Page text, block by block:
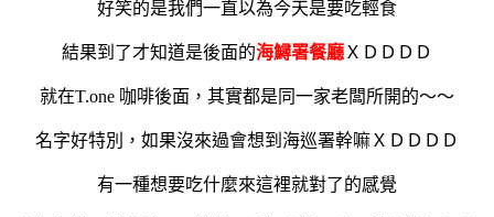
好笑的是我們一直以為今天是要吃輕食
結果到了才知道是後面的海鱘署餐廳ＸＤＤＤＤ
就在T.one 咖啡後面，其實都是同一家老闆所開的～～
名字好特別，如果沒來過會想到海巡署幹嘛ＸＤＤＤＤ
有一種想要吃什麼來這裡就對了的感覺